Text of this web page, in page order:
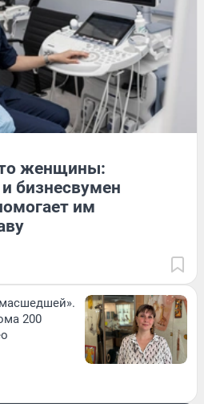
женщины:
бизнесвумен
им
200